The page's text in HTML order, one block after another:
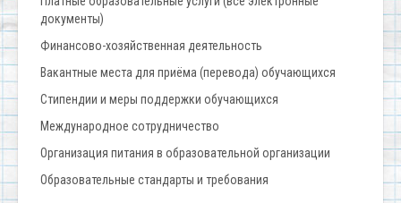
документы)
Финансово-хозяйственная деятельность
Вакантные места для приёма (перевода) обучающихся
Стипендии и меры поддержки обучающихся
Международное сотрудничество
Организация питания в образовательной организации
Образовательные стандарты и требования